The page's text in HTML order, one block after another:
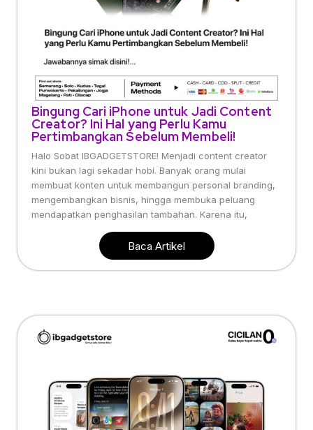
Bingung Cari iPhone untuk Jadi Content
Creator? Ini Hal yang Perlu Kamu
Pertimbangkan Sebelum Membeli!
Halo Sobat IBGADGETSTORE! Menjadi content creator
kini bukan lagi sekadar hobi. Banyak orang mulai
membuat konten untuk membangun personal branding,
mengembangkan bisnis, hingga membuka peluang
mendapatkan penghasilan tambahan. Karena itu,
Baca Artikel